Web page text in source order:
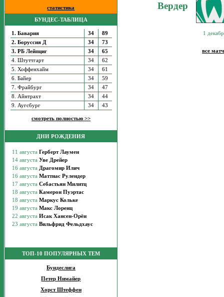
статистика
БУНДЕС-ТАБЛИЦА
1. Бавария 34
89
2. Боруссия Д
34
73
3. РБ Лейпциг
34
65
4. Штуттгарт
34
62
5. Хоффенхайм
34
61
6. Байер
34
59
7. Фрайбург
34
47
8. Айнтрахт
34
44
9. Аугсбург
34 43
смотреть полностью >>
ДНИ РОЖДЕНИЯ
ТОП-10 ПОПУЛЯРНЫХ ТЕМ
Бундеслига
Петер Нимайер
Хорст Штеффен
Вердер
1
все